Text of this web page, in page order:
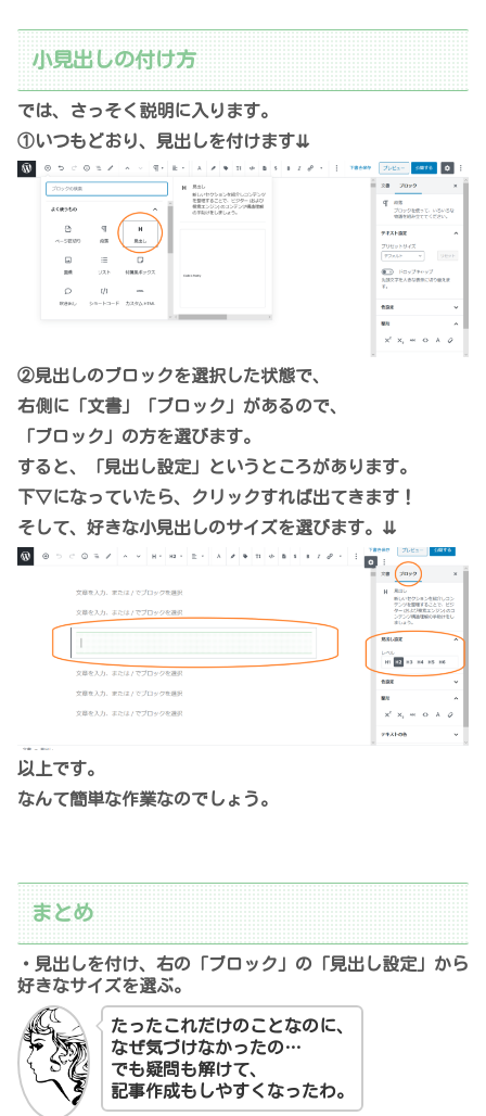
小見出しの付け方
では、さっそく説明に入ります。
①いつもどおり、見出しを付けます⇊
②見出しのブロックを選択した状態で、
右側に「文書」「ブロック」があるので、
「ブロック」の方を選びます。
すると、「見出し設定」というところがあります。
下▽になっていたら、クリックすれば出てきます！
そして、好きな小見出しのサイズを選びます。⇊
以上です。
なんて簡単な作業なのでしょう。
まとめ
・見出しを付け、右の「ブロック」の「見出し設定」から
好きなサイズを選ぶ。
たったこれだけのことなのに、
なぜ気づけなかったの…
でも疑問も解けて、
記事作成もしやすくなったわ。